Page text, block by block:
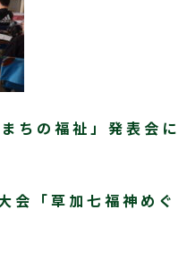
ちの福祉」発表会に